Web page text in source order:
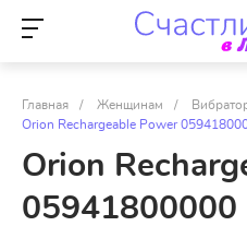
Главная / Женщинам /
Orion Rechargeable Power
Orion
05941800000